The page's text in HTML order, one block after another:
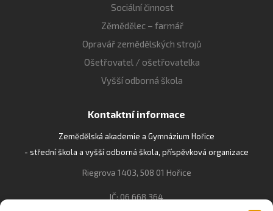
Sociální činnost
Zěmědělec – farmář
Opravář zemědělských strojů
Ošetřovatel / ošetřovatelka
Vyšší odborná škola
Kontaktní informace
Zemědělská akademie a Gymnázium Hořice
- střední škola a vyšší odborná škola, příspěvková organizace
Riegrova 1403, 508 01 Hořice
IČ: 06 668 364